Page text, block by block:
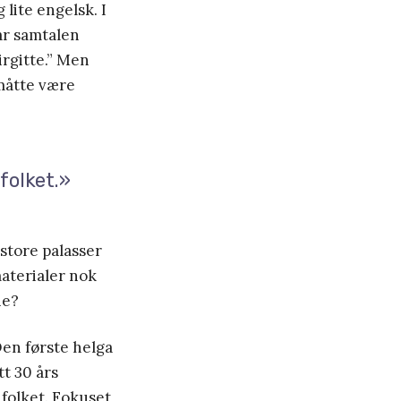
lite engelsk. I
samtalen
Men
være
palasser
nok
første helga
30 års